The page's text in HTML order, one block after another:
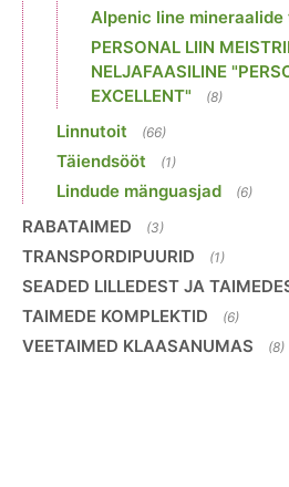
Alpenic line
PERSONAL LIIN
NELJAFAASILINE
EXCELLENT"
(8)
Linnutoit (66)
Täiendsööt (1)
Lindude mänguasjad (6)
RABATAIMED (3)
TRANSPORDIPUURID (1)
SEADED LILLEDEST JA
TAIMEDE KOMPLEKTID (6)
VEETAIMED KLAASANUMAS (8)